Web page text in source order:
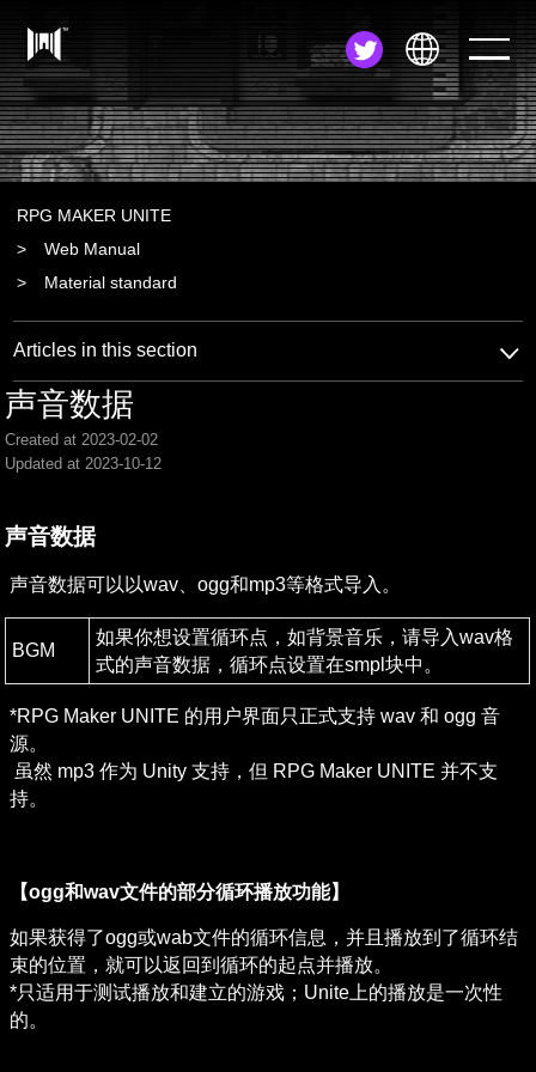
JA
EN
RPG MAKER UNITE
Web Manual
Material standard
Articles in this section
声音数据
Created at 2023-02-02
Updated at 2023-10-12
声音数据
声音数据可以以wav、ogg和mp3等格式导入。
BGM
如果你想设置循环点，如背景音乐，请导入wav格
式的声音数据，循环点设置在smpl块中。
*RPG Maker UNITE 的用户界面只正式支持 wav 和 ogg 音
源。
虽然 mp3 作为 Unity 支持，但 RPG Maker UNITE 并不支
持。
【ogg和wav文件的部分循环播放功能】
如果获得了ogg或wab文件的循环信息，并且播放到了循环结
束的位置，就可以返回到循环的起点并播放。
*只适用于测试播放和建立的游戏；Unite上的播放是一次性
的。